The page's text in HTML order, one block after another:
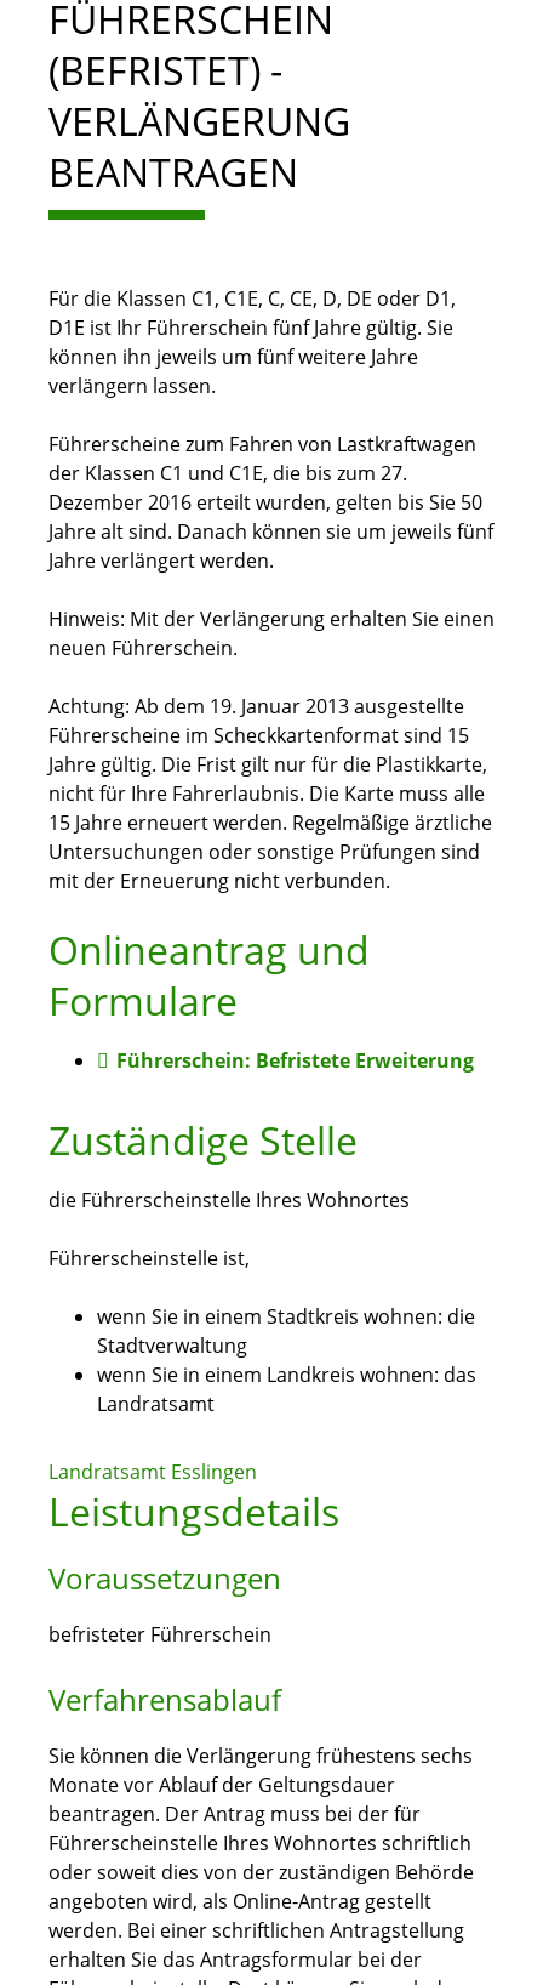
FÜHRERSCHEIN
(BEFRISTET) -
VERLÄNGERUNG
BEANTRAGEN
Für die Klassen C1, C1E, C, CE, D, DE oder D1,
D1E ist Ihr Führerschein fünf Jahre gültig. Sie
können ihn jeweils um fünf weitere Jahre
verlängern lassen.
Führerscheine zum Fahren von Lastkraftwagen
der Klassen C1 und C1E, die bis zum 27.
Dezember 2016 erteilt wurden, gelten bis Sie 50
Jahre alt sind. Danach können sie um jeweils fünf
Jahre verlängert werden.
Hinweis: Mit der Verlängerung erhalten Sie einen
neuen Führerschein.
Achtung: Ab dem 19. Januar 2013 ausgestellte
Führerscheine im Scheckkartenformat sind 15
Jahre gültig. Die Frist gilt nur für die Plastikkarte,
nicht für Ihre Fahrerlaubnis. Die Karte muss alle
15 Jahre erneuert werden. Regelmäßige ärztliche
Untersuchungen oder sonstige Prüfungen sind
mit der Erneuerung nicht verbunden.
Onlineantrag und
Formulare
Führerschein: Befristete Erweiterung
Zuständige Stelle
die Führerscheinstelle Ihres Wohnortes
Führerscheinstelle ist,
wenn Sie in einem Stadtkreis wohnen: die
Stadtverwaltung
wenn Sie in einem Landkreis wohnen: das
Landratsamt
Landratsamt Esslingen
Leistungsdetails
Voraussetzungen
befristeter Führerschein
Verfahrensablauf
Sie können die Verlängerung frühestens sechs
Monate vor Ablauf der Geltungsdauer
beantragen. Der Antrag muss bei der für
Führerscheinstelle Ihres Wohnortes schriftlich
oder soweit dies von der zuständigen Behörde
angeboten wird, als Online-Antrag gestellt
werden. Bei einer schriftlichen Antragstellung
erhalten Sie das Antragsformular bei der